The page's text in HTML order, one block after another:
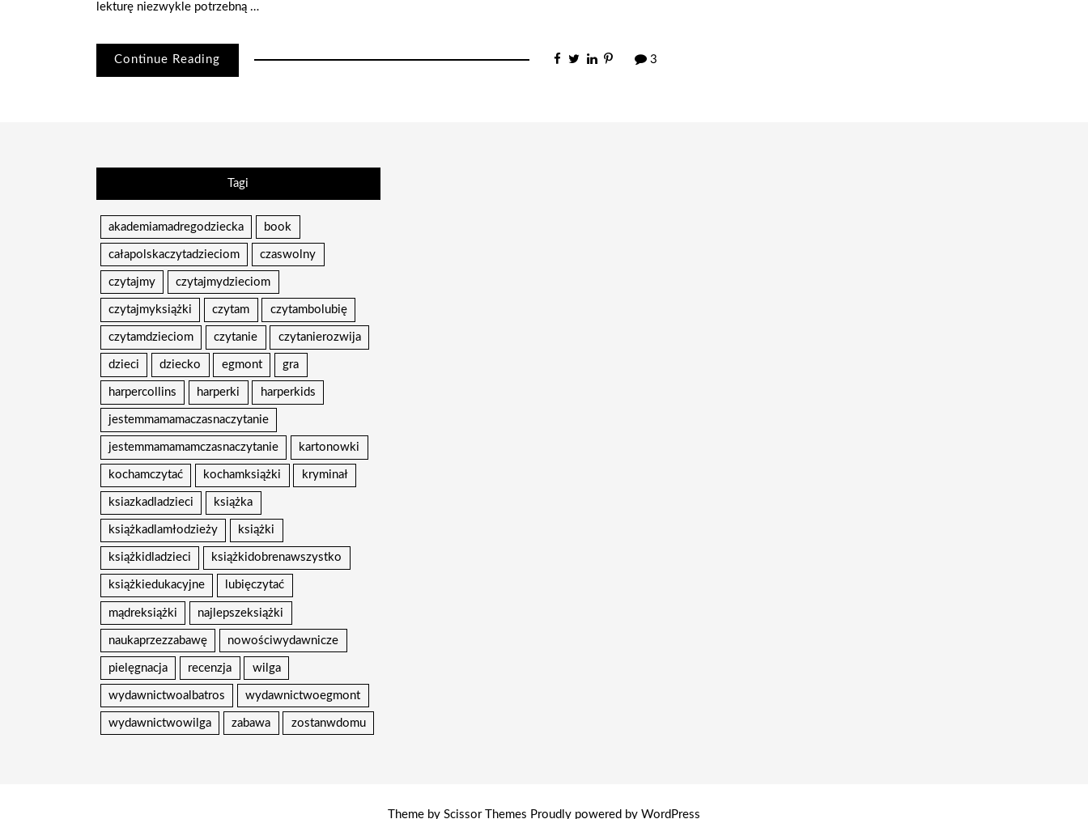
lekturę niezwykle potrzebną …
Continue Reading 3
Tagi
akademiamadregodziecka book
całapolskaczytadzieciom czaswolny
czytajmy czytajmydzieciom
czytajmyksiążki czytam czytambolubię
czytamdzieciom czytanie czytanierozwija
dzieci dziecko egmont gra
harpercollins harperki harperkids
jestemmamamaczasnaczytanie
jestemmamamamczasnaczytanie kartonowki
kochamczytać kochamksiążki kryminał
ksiazkadladzieci książka
książkadlamłodzieży książki
książkidladzieci książkidobrenawszystko
książkiedukacyjne lubięczytać
mądreksiążki najlepszeksiążki
naukaprzezzabawę nowościwydawnicze
pielęgnacja recenzja wilga
wydawnictwoalbatros wydawnictwoegmont
wydawnictwowilga zabawa zostanwdomu
Theme by Scissor Themes Proudly powered by WordPress